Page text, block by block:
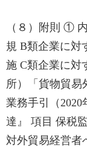
（８）附則 ①
規 B類企業に対
施 C類企業に対
所）「貨物貿易
業務手引（
達』 項目 保税
対外貿易経営者